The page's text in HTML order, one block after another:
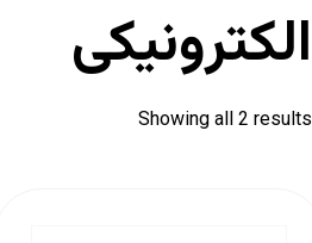
الکترونیکی
Showing all 2 results